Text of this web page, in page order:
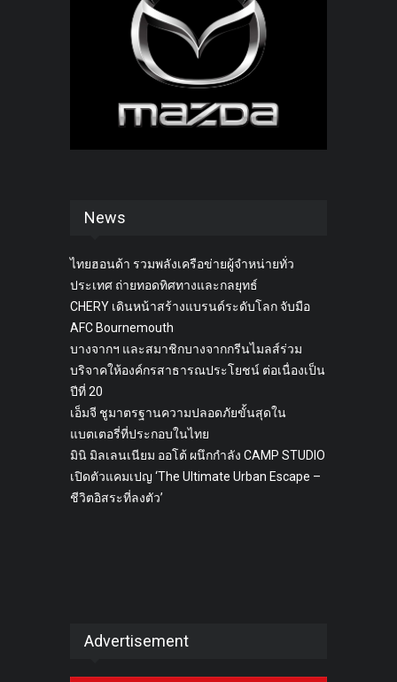
News
ไทยฮอนด้า รวมพลังเครือข่ายผู้จำหน่ายทั่ว
ประเทศ ถ่ายทอดทิศทางและกลยุทธ์
CHERY เดินหน้าสร้างแบรนด์ระดับโลก จับมือ
AFC Bournemouth
บางจากฯ และสมาชิกบางจากกรีนไมลส์ร่วม
บริจาคให้องค์กรสาธารณประโยชน์ ต่อเนื่องเป็น
ปีที่ 20
เอ็มจี ชูมาตรฐานความปลอดภัยขั้นสุดใน
แบตเตอรี่ที่ประกอบในไทย
มินิ มิลเลนเนียม ออโต้ ผนึกกำลัง CAMP STUDIO
เปิดตัวแคมเปญ ‘The Ultimate Urban Escape –
ชีวิตอิสระที่ลงตัว’
Advertisement